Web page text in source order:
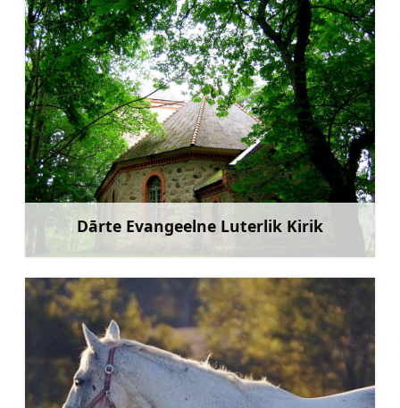
Dārte Evangeelne Luterlik Kirik
Rohkem teavet